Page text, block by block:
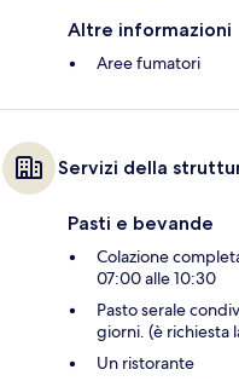
Altre informazioni
Aree fumatori
Servizi della
Pasti e bevande
Colazione
07:00 alle 10:30
Pasto serale
giorni. (è richiesta
Un ristorante